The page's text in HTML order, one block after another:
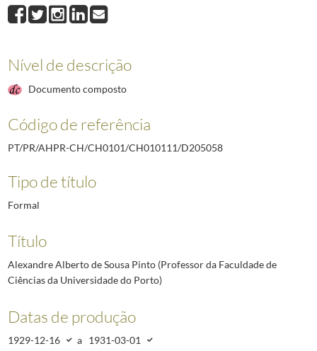
D205058 Alexandre Alberto de Sousa Pinto (Professor da Faculdade de
D205059 Francisco José Nobre Guedes (Diretor Geral do Ensino Técnico e
D205061
Augusto António Borges (Professor)
João Luiz de Moura (Governador Civil de Lisboa)
D205063 Cristóvam [Cristovão] Aires de Magalhães (Tenente Coronel de
D212287 Diogo de Sousa Holstein Manoel (Secretário do Ministro da
Nível de descrição
Documento composto
Código de referência
PT/PR/AHPR-CH/CH0101/CH010111/D205058
Tipo de título
Formal
Título
Alexandre Alberto de Sousa Pinto (Professor da Faculdade de
Ciências da Universidade do Porto)
Datas de produção
1929-12-16 a 1931-03-01